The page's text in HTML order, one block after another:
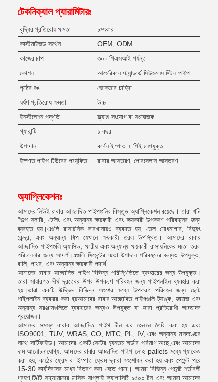
টেকনিক্যাল প্যারামিটারঃ
বৃদ্ধির প্রতিরোধ ক্ষমতা
চমৎকার
কাস্টমাইজড সমর্থন
OEM, ODM
কাজের চাপ
৩০০ পিএসআই পর্যন্ত
কৌশল
আমেরিকান স্ট্যান্ডার্ড সিউমলেস স্টিল পাইপ
পৃষ্ঠের রঙ
ভোক্তার চাহিদা
ঘর্ষণ প্রতিরোধ ক্ষমতা
উচ্চ
ইনস্টলেশন পদ্ধতি
ফ্ল্যাঞ্জ সংযোগ বা সংযোজক
গ্যারান্টি
১ বছর
উপাদান
কার্বন ইস্পাত + পিই লেপযুক্ত
ইস্পাত পাইপ টিউবের প্রযুক্তি
রাবার আস্তরণ, পোরসেলান আস্তরণ
অ্যাপ্লিকেশনঃ
আমাদের লিউই রাবার আচ্ছাদিত পাইপগুলির বিস্তৃত অ্যাপ্লিকেশন রয়েছে। তারা খনি
শিল্পে স্লারি, টেলিং এবং অন্যান্য ক্ষয়কারী এবং ক্ষয়কারী উপকরণ পরিবহনের জন্য
ব্যবহৃত হয়।এগুলি রাসায়নিক কারখানায়ও ব্যবহৃত হয়, তেল শোধনাগার, বিদ্যুৎ
কেন্দ্র, এবং অন্যান্য শিল্প যেখানে ক্ষয়কারী তরল উপস্থিত। আমাদের রাবার
আচ্ছাদিত পাইপগুলি অ্যাসিড, ক্ষারীয় এবং অন্যান্য ক্ষয়কারী রাসায়নিকের মতো তরল
পরিচালনার জন্য আদর্শ।এগুলি সিমেন্টের মতো উপাদান পরিবহনের জন্যও উপযুক্ত,
বালি, পাথর, এবং অন্যান্য ক্ষয়কারী পদার্থ।
আমাদের রাবার আচ্ছাদিত পাইপ বিভিন্ন পরিস্থিতিতে ব্যবহারের জন্য উপযুক্ত।
তারা সাধারণত দীর্ঘ দূরত্বের উপর উপকরণ পরিবহন জন্য পাইপলাইন ব্যবহার করা
হয়।তারা একটি উদ্ভিদ বিভিন্ন অংশের মধ্যে উপকরণ পরিবহন জন্য ছোট
পাইপলাইন ব্যবহার করা হয়আমাদের রাবার আচ্ছাদিত পাইপগুলি ট্যাঙ্ক, জাহাজ এবং
অন্যান্য সরঞ্জামগুলিতে ব্যবহারের জন্যও উপযুক্ত যা জারা প্রতিরোধী আচ্ছাদন
প্রয়োজন।
আমাদের সমস্ত রাবার আচ্ছাদিত পাইপ চীন এর হেনানে তৈরি করা হয় এবং
ISO9001, TUV, WRAS, CO, MTC, PL, IV, এবং অন্যান্য মানদণ্ডের
সাথে সার্টিফাইড। আমাদের একটি সেটের ন্যূনতম অর্ডার পরিমাণ আছে,এবং আমাদের
দাম আলোচনাযোগ্য. আমাদের রাবার আচ্ছাদিত পাইপ লোহা pallets মধ্যে প্যাকেজ
করা হয়, কাঠের ফ্রেম বা ইস্পাত ফ্রেম দ্বারা সংশোধন করা হয় এবং পেমেন্ট পরে
15-30 কার্যদিবসের মধ্যে বিতরণ করা যেতে পারে। আমরা বিভিন্ন পেমেন্ট শর্তাবলী
গ্রহণ,টি/টি সহআমাদের মাসিক সাপ্লাই ক্যাপাসিটি ১৫০০ টন এবং আমরা আমাদের